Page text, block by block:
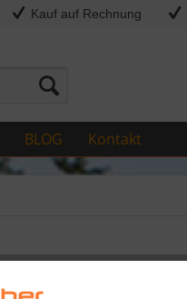
Kauf auf Rechnung
BLOG Kontakt